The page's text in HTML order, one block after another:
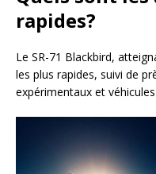
rapides?
Le SR-71 Blackbird,
les plus rapides, suivi de
expérimentaux et